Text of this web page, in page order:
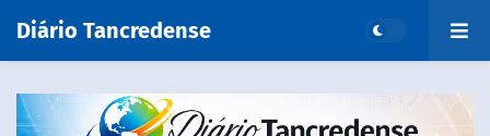
Diário Tancredense